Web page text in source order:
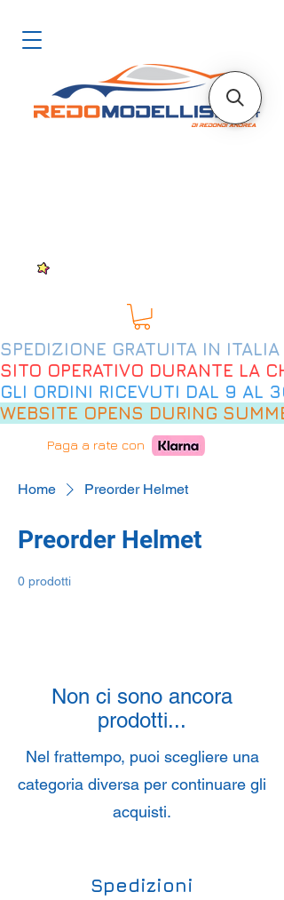
SPEDIZIONE GRATUITA IN ITALIA
Paga a rate con
SITO OPERATIVO DURANTE LA
GLI ORDINI RICEVUTI DAL 9 AL
WEBSITE OPENS DURING
Home Preorder Helmet
Preorder Helmet
0 prodotti
Non ci sono ancora
prodotti...
Nel frattempo, puoi scegliere una
categoria diversa per continuare gli
acquisti.
Spedizioni